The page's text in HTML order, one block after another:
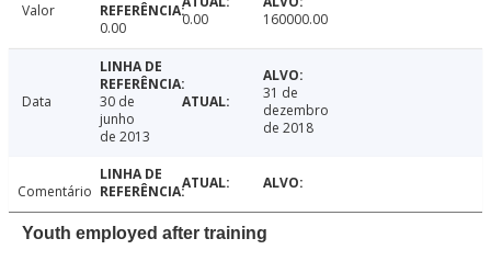
Valor
0.00
0.00 160000.00
Data
30 de
junho
de 2013
31 de
dezembro
de 2018
Comentário
Youth employed after training